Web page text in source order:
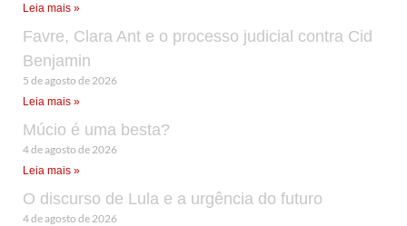
Leia mais »
Favre, Clara Ant e o processo judicial contra Cid
Benjamin
5 de agosto de 2026
Leia mais »
Múcio é uma besta?
4 de agosto de 2026
Leia mais »
O discurso de Lula e a urgência do futuro
4 de agosto de 2026